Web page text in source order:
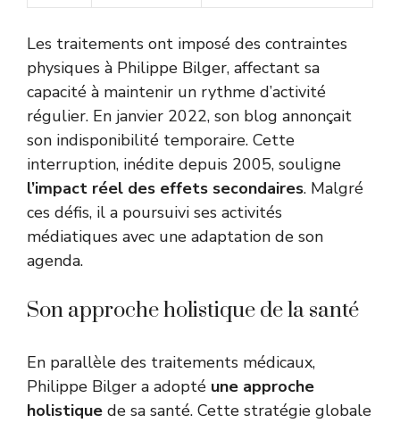
Les traitements ont imposé des contraintes
physiques à Philippe Bilger, affectant sa
capacité à maintenir un rythme d’activité
régulier. En janvier 2022, son blog annonçait
son indisponibilité temporaire. Cette
interruption, inédite depuis 2005, souligne
l’impact réel des effets secondaires. Malgré
ces défis, il a poursuivi ses activités
médiatiques avec une adaptation de son
agenda.
Son approche holistique de la santé
En parallèle des traitements médicaux,
Philippe Bilger a adopté une approche
holistique de sa santé. Cette stratégie globale